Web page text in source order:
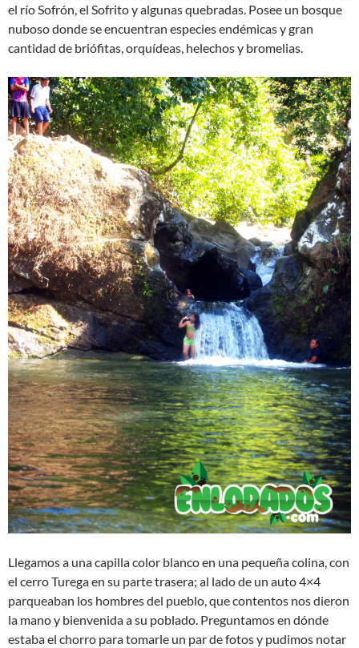
el río Sofrón, el Sofrito y algunas quebradas. Posee un bosque
nuboso donde se encuentran especies endémicas y gran
cantidad de briófitas, orquídeas, helechos y bromelias.
Llegamos a una capilla color blanco en una pequeña colina, con
el cerro Turega en su parte trasera; al lado de un auto 4×4
parqueaban los hombres del pueblo, que contentos nos dieron
la mano y bienvenida a su poblado. Preguntamos en dónde
estaba el chorro para tomarle un par de fotos y pudimos notar